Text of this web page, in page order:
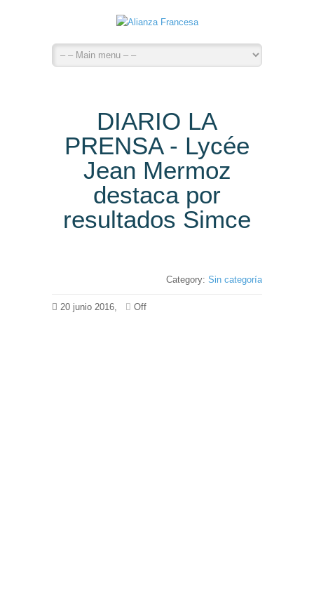
DIARIO LA
PRENSA - Lycée
Jean Mermoz
destaca por
resultados Simce
Category: Sin categoría
20 junio 2016, Off